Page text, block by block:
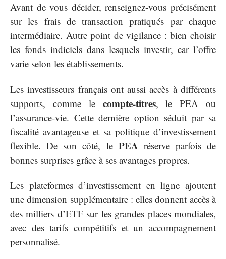
Avant de vous décider, renseignez-vous précisément
sur les frais de transaction pratiqués par chaque
intermédiaire. Autre point de vigilance : bien choisir
les fonds indiciels dans lesquels investir, car l’offre
varie selon les établissements.
Les investisseurs français ont aussi accès à différents
supports, comme le compte-titres, le PEA ou
l’assurance-vie. Cette dernière option séduit par sa
fiscalité avantageuse et sa politique d’investissement
flexible. De son côté, le PEA réserve parfois de
bonnes surprises grâce à ses avantages propres.
Les plateformes d’investissement en ligne ajoutent
une dimension supplémentaire : elles donnent accès à
des milliers d’ETF sur les grandes places mondiales,
avec des tarifs compétitifs et un accompagnement
personnalisé.